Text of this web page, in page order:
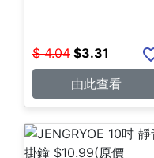
$ 4.04 $3.31
由此查看